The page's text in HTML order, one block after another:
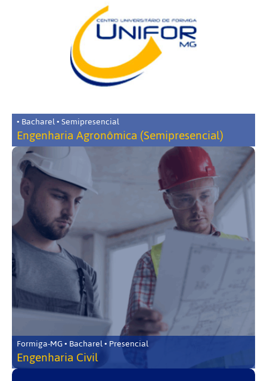
• Bacharel • Semipresencial
Engenharia Agronômica (Semipresencial)
Formiga-MG • Bacharel • Presencial
Engenharia Civil